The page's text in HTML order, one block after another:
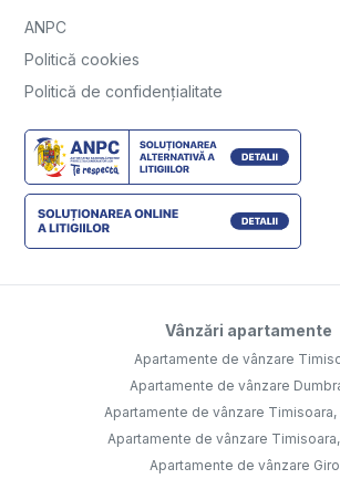
ANPC
Politică cookies
Politică de confidențialitate
Vânzări apartamente
Apartamente de vânzare
Apartamente de vânzare
Apartamente de vânzare Timisoara,
Apartamente de vânzare
Apartamente de vânzare